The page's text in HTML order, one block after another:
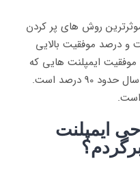
روش های پر کردن
درصد موفقیت بالایی
موفقیت ایمپلنت هایی که
در فک بالا کاشته میشوند بعد از 5 سال حدود 90 درصد است.
ایمپلنت